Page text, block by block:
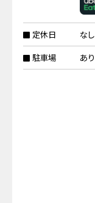
定休日
なし
駐車場
あり